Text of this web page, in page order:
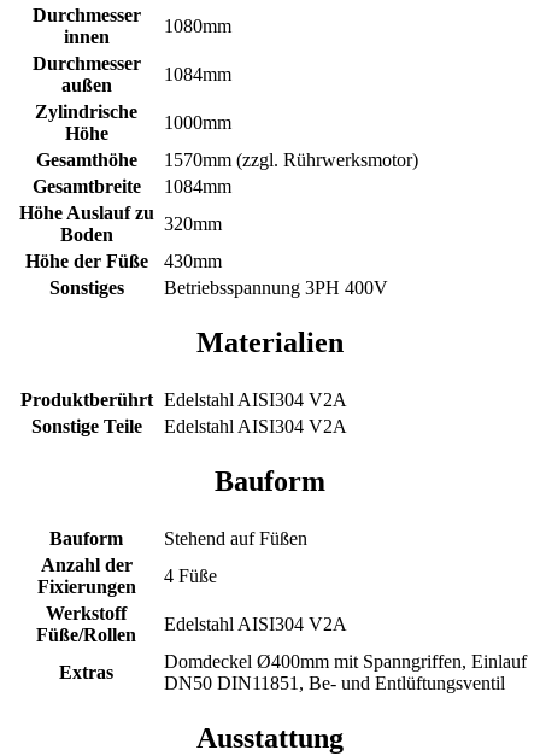
Durchmesser
innen
1080mm
Durchmesser
außen
1084mm
Zylindrische
Höhe
1000mm
Gesamthöhe
1570mm (zzgl. Rührwerksmotor)
Gesamtbreite
1084mm
Höhe Auslauf zu
Boden
320mm
Höhe der Füße
430mm
Sonstiges
Betriebsspannung 3PH 400V
Materialien
Produktberührt Edelstahl AISI304 V2A
Sonstige Teile
Edelstahl AISI304 V2A
Bauform
Bauform
Stehend auf Füßen
Anzahl der
Fixierungen
4 Füße
Werkstoff
Füße/Rollen
Edelstahl AISI304 V2A
Extras
Domdeckel Ø400mm mit Spanngriffen, Einlauf
DN50 DIN11851, Be- und Entlüftungsventil
Ausstattung